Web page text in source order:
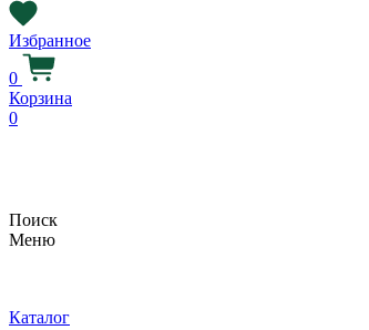
Избранное
0
Корзина
0
Поиск
Меню
Каталог